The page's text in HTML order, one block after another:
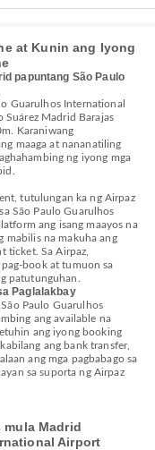
at Kunin ang Iyong
papuntang São Paulo
Guarulhos International
Suárez Madrid Barajas
Karaniwang
maaga at nananatiling
ng iyong mga
tutulungan ka ng Airpaz
São Paulo Guarulhos
ang isang maayos na
mabilis na makuha ang
ticket. Sa Airpaz,
book at tumuon sa
patutunguhan.
Paglalakbay
Paulo Guarulhos
ang available na
ang iyong booking
ang bank transfer,
ang mga pagbabago sa
sa suporta ng Airpaz
mula Madrid
Airport